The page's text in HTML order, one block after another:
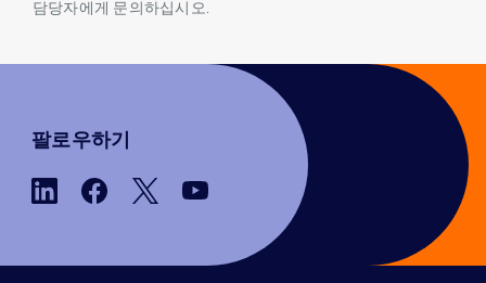
담당자에게 문의하십시오.
팔로우하기